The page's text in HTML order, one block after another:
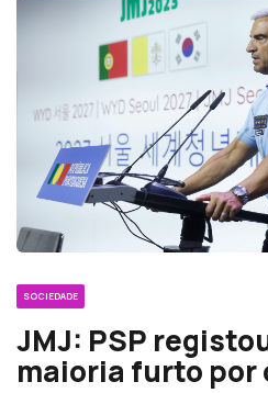
SOCIEDADE
JMJ: PSP
maioria furto